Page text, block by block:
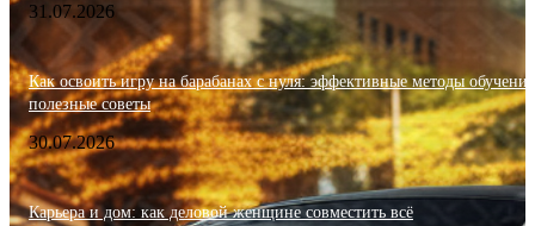
31.07.2026
Как освоить игру на барабанах с нуля: эффективные методы
полезные советы
30.07.2026
Карьера и дом: как деловой женщине совместить всё